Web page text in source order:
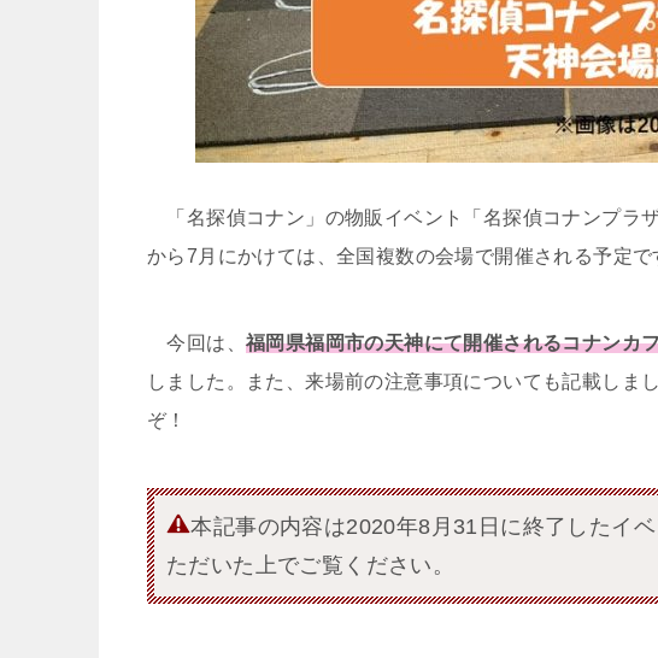
「名探偵コナン」の物販イベント「名探偵コナンプラ
から7月にかけては、全国複数の会場で開催される予定で
今回は、 福岡県福岡市の天神にて開催されるコナンカ
しました。また、来場前の注意事項についても記載しま
ぞ！
本記事の内容は2020年8月31日に終了したイ
ただいた上でご覧ください。